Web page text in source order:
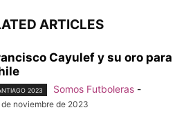
ARTICLES
Cayulef y su oro para
2023 Somos Futboleras -
noviembre de 2023